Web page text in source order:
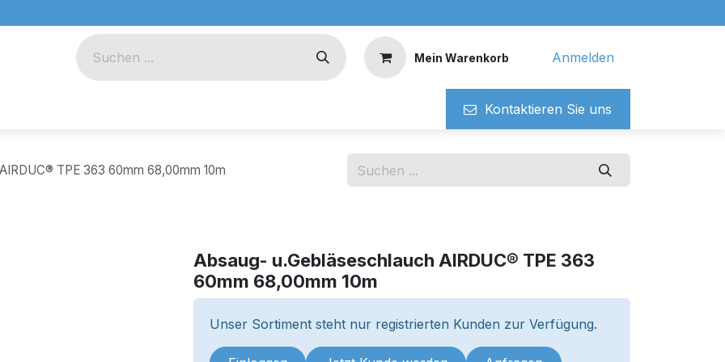
Mein Warenkorb Anmelden
Kontaktieren ​​Si​​e uns
TPE 363 60mm 68,00mm 10m
Absaug- u.Gebläseschlauch AIRDUC® TPE 363
60mm 68,00mm 10m
Unser Sortiment steht nur registrierten Kunden zur Verfügung.